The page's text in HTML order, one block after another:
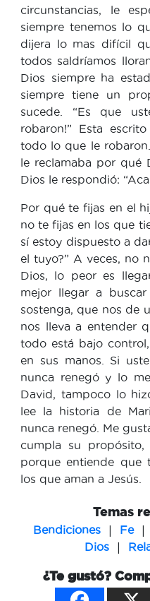
circunstancias, le
siempre tenemos lo
dijera lo mas difícil
todos saldríamos
Dios siempre ha
siempre tiene un
sucede. “Es que
robaron!” Esta
todo lo que le
le reclamaba por qué
Dios le respondió:
Por qué te fijas en el
no te fijas en los que
sí estoy dispuesto a
el tuyo?” A veces, no
Dios, lo peor es
mejor llegar a
sostenga, que nos de
nos lleva a entender
todo está bajo
en sus manos. Si
nunca renegó y lo
David, tampoco lo
lee la historia de
nunca renegó. Me
cumpla su
porque entiende que
los que aman a Jesús.
Temas
Bendiciones | Fe |
Dios
|
¿Te gustó?